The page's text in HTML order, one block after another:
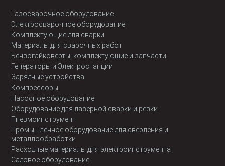
Газосварочное оборудование
Электросварочное оборудование
Комплектующие для сварки
Материалы для сварочных работ
Бензогайковерты, комплектующие и запчасти
Генераторы и Электростанции
Зарядные устройства
Компрессоры
Насосное оборудование
Оборудование для лазерной сварки и резки
Пневмоинструмент
Промышленное оборудование для сверления и
металлообработки
Расходные материалы для электроинструмента
Садовое оборудование